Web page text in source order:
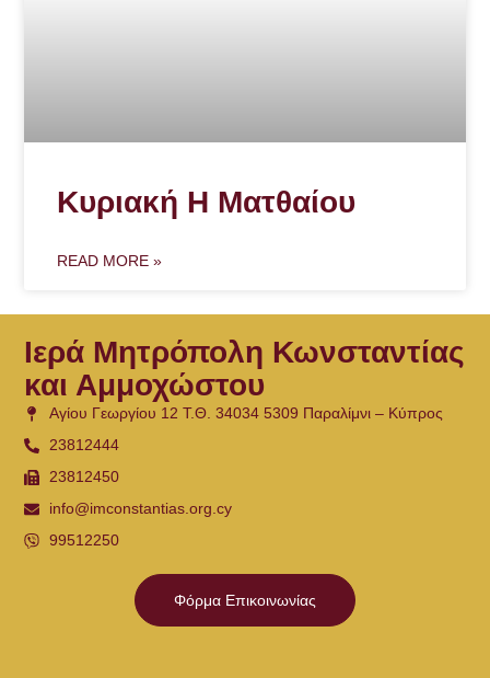
Κυριακή Η Ματθαίου
READ MORE »
Ιερά Μητρόπολη Κωνσταντίας
και Αμμοχώστου
Αγίου Γεωργίου 12 Τ.Θ. 34034 5309 Παραλίμνι – Κύπρος
23812444
23812450
info@imconstantias.org.cy
99512250
Φόρμα Επικοινωνίας